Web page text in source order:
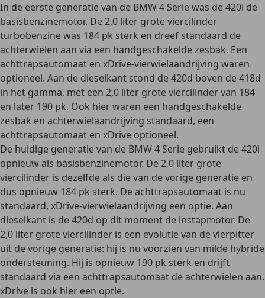
In de eerste generatievan de BMW 4 Serie was de 420i de
basisbenzinemotor. De 2,0 liter grote viercilinder
turbobenzine was 184 pk sterk en dreef standaard de
achterwielen aan via een handgeschakelde zesbak. Een
achttrapsautomaat en xDrive-vierwielaandrijving waren
optioneel. Aan de dieselkant stond de 420d boven de 418d
in het gamma, met een 2,0 liter grote viercilinder van 184
en later 190 pk. Ook hier waren een handgeschakelde
zesbak en achterwielaandrijving standaard, een
achttrapsautomaat en xDrive optioneel.
De huidige generatievan de BMW 4 Serie gebruikt de 420i
opnieuw als basisbenzinemotor. De 2,0 liter grote
viercilinder is dezelfde als die van de vorige generatie en
dus opnieuw 184 pk sterk. De achttrapsautomaat is nu
standaard, xDrive-vierwielaandrijving een optie. Aan
dieselkant is de 420d op dit moment de instapmotor. De
2,0 liter grote viercilinder is een evolutie van de vierpitter
uit de vorige generatie: hij is nu voorzien van milde hybride
ondersteuning. Hij is opnieuw 190 pk sterk en drijft
standaard via een achttrapsautomaat de achterwielen aan.
xDrive is ook hier een optie.